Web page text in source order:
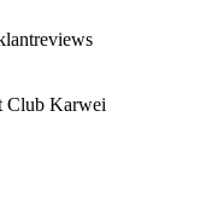
Club Karwei